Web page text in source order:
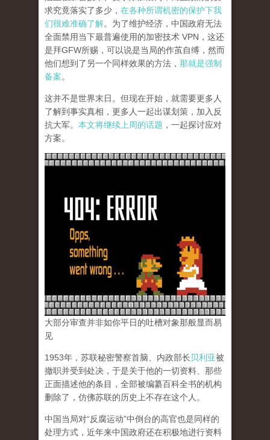
求究竟落实了多少， 在各种所谓机密的保护下我
们很难准确了解。为了维护经济，中国政府无法
全面禁用当下最普遍使用的加密技术 VPN，这还
是拜GFW所赐，可以说是当局的作茧自缚，然而
他们想到了另一个同样效果的方法， 那就是强制
备案。
这并不是世界末日。但现在开始，就需要更多人
了解到事实真相，更多人一起出谋划策，加入反
抗大军。 本文将继续上周的话题 ，一起探讨应对
方案。
大部分审查并非如你平日的吐槽对象那般显而易
见
1953年，苏联秘密警察首脑、内政部长贝利亚被
撤职并受到处决，于是关于他的一切资料、那些
正面描述他的条目，全部被编纂百科全书的机构
删除了，仿佛苏联的历史上不存在这个人。
中国当局对“反腐运动”中倒台的高官也是同样的
处理方式，近年来中国政府还在积极地进行资料